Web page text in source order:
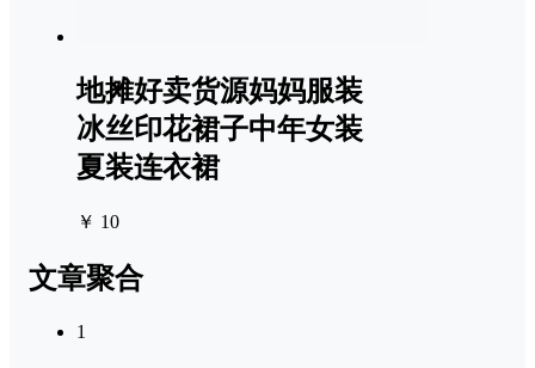
地摊好卖货源妈妈服装
冰丝印花裙子中年女装
夏装连衣裙
￥ 10
文章聚合
1